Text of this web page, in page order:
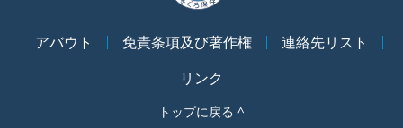
アバウト 免責条項及び著作権
連絡先リスト
リンク
トップに戻る ^